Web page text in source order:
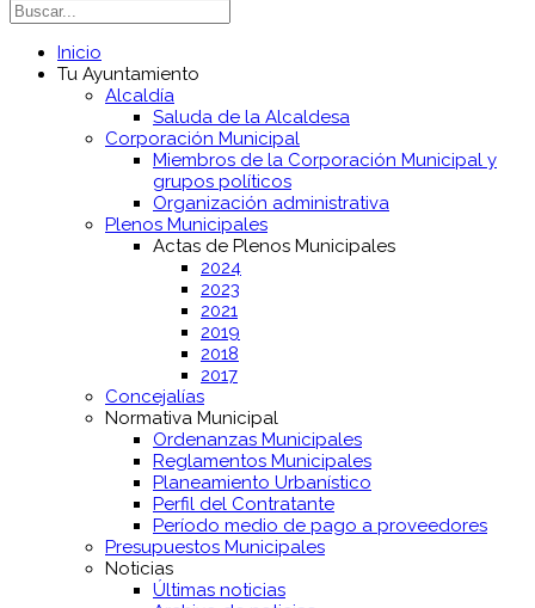
Inicio
Tu Ayuntamiento
Alcaldía
Saluda de la Alcaldesa
Corporación Municipal
Miembros de la Corporación Municipal y
grupos políticos
Organización administrativa
Plenos Municipales
Actas de Plenos Municipales
2024
2023
2021
2019
2018
2017
Concejalías
Normativa Municipal
Ordenanzas Municipales
Reglamentos Municipales
Planeamiento Urbanístico
Perfil del Contratante
Período medio de pago a proveedores
Presupuestos Municipales
Noticias
Últimas noticias